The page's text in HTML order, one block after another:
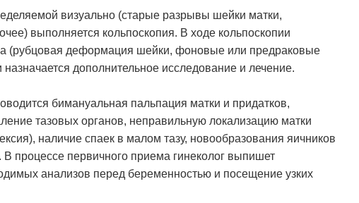
визуально (старые разрывы шейки матки,
выполняется кольпоскопия. В ходе кольпоскопии
(рубцовая деформация шейки, фоновые или предраковые
дополнительное исследование и лечение.
бимануальная пальпация матки и придатков,
тазовых органов, неправильную локализацию матки
наличие спаек в малом тазу, новообразования яичников
процессе первичного приема гинеколог выпишет
анализов перед беременностью и посещение узких